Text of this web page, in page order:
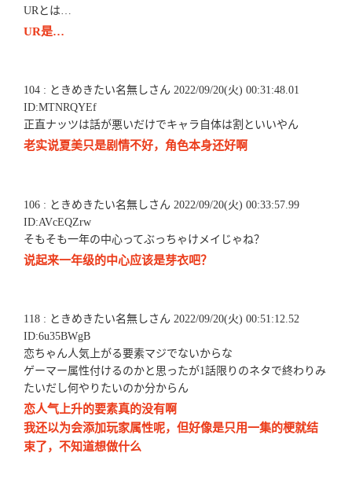
URとは…
UR是…
104 : ときめきたい名無しさん 2022/09/20(火) 00:31:48.01
ID:MTNRQYEf
正直ナッツは話が悪いだけでキャラ自体は割といいやん
老实说夏美只是剧情不好，角色本身还好啊
106 : ときめきたい名無しさん 2022/09/20(火) 00:33:57.99
ID:AVcEQZrw
そもそも一年の中心ってぶっちゃけメイじゃね？
说起来一年级的中心应该是芽衣吧？
118 : ときめきたい名無しさん 2022/09/20(火) 00:51:12.52
ID:6u35BWgB
恋ちゃん人気上がる要素マジでないからな
ゲーマー属性付けるのかと思ったが1話限りのネタで終わりみ
たいだし何やりたいのか分からん
恋人气上升的要素真的没有啊
我还以为会添加玩家属性呢，但好像是只用一集的梗就结
束了，不知道想做什么